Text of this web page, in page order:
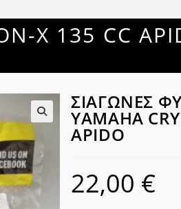
X 135 CC
ΣΙΑΓΩΝΕΣ
YAMAHA
APIDO
22,00 €